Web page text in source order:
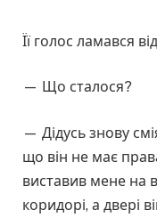
Її голос ламався
— Що сталося?
— Дідусь знову
що він не має
виставив мене на
коридорі, а двері